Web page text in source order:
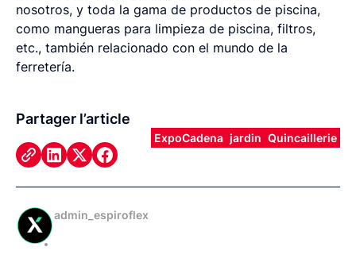
nosotros, y toda la gama de productos de piscina,
como mangueras para limpieza de piscina, filtros,
etc., también relacionado con el mundo de la
ferretería.
Partager l’article
ExpoCadena jardin Quincaillerie
admin_espiroflex